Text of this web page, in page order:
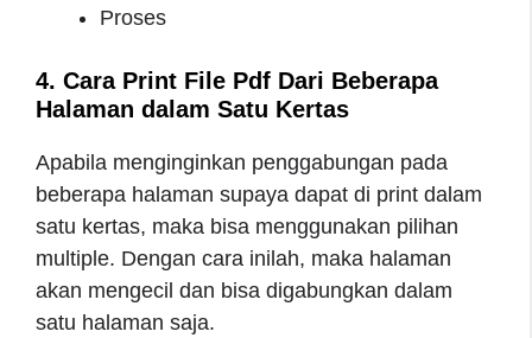
Proses
4. Cara Print File Pdf Dari Beberapa
Halaman dalam Satu Kertas
Apabila menginginkan penggabungan pada
beberapa halaman supaya dapat di print dalam
satu kertas, maka bisa menggunakan pilihan
multiple. Dengan cara inilah, maka halaman
akan mengecil dan bisa digabungkan dalam
satu halaman saja.